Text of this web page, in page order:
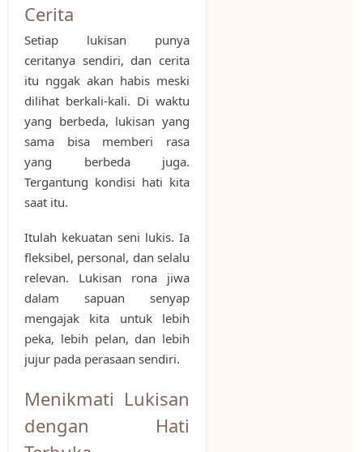
Cerita
Setiap lukisan punya
ceritanya sendiri, dan cerita
itu nggak akan habis meski
dilihat berkali-kali. Di waktu
yang berbeda, lukisan yang
sama bisa memberi rasa
yang berbeda juga.
Tergantung kondisi hati kita
saat itu.
Itulah kekuatan seni lukis. Ia
fleksibel, personal, dan selalu
relevan. Lukisan rona jiwa
dalam sapuan senyap
mengajak kita untuk lebih
peka, lebih pelan, dan lebih
jujur pada perasaan sendiri.
Menikmati Lukisan
dengan Hati